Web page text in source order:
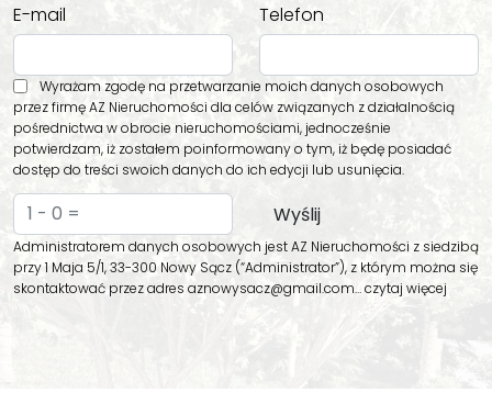
E-mail Telefon
Wyrażam zgodę na przetwarzanie moich danych osobowych
przez firmę AZ Nieruchomości dla celów związanych z działalnością
pośrednictwa w obrocie nieruchomościami, jednocześnie
potwierdzam, iż zostałem poinformowany o tym, iż będę posiadać
dostęp do treści swoich danych do ich edycji lub usunięcia.
Administratorem danych osobowych jest AZ Nieruchomości z siedzibą
przy 1 Maja 5/1, 33-300 Nowy Sącz (“Administrator”), z którym można się
skontaktować przez adres aznowysacz@gmail.com…czytaj więcej